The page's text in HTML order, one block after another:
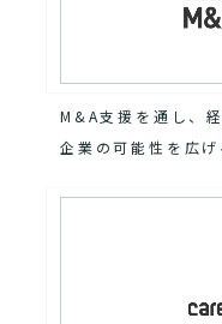
M&A支援を通し、
企業の可能性を広げ